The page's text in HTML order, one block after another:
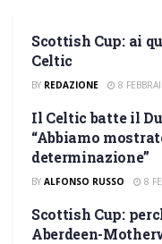
SCOTTISH CUP
Scottish Cup: ai
Celtic
BY REDAZIONE 8
SCOTTISH CUP
Il Celtic batte il
“Abbiamo
determinazione”
BY ALFONSO RUSSO 8
SCOTTISH CUP
Scottish Cup:
Aberdeen-